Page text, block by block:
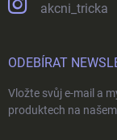
akcni_tricka
ODEBÍRAT
Vložte svůj e-mail a
produktech na